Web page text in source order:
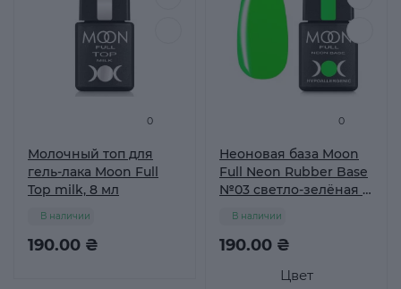
0
Молочный топ для
гель-лака Moon Full
Top milk, 8 мл
190.00 ₴
В наличии
0
Неоновая база Moon
Full Neon Rubber Base
№03 светло-зелёная 8
Цвет
190.00 ₴
В наличии